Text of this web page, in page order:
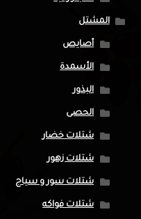
المشتل
أصايص
الأسمدة
البذور
الحصى
شتلات خضار
شتلات زهور
شتلات سور و سياج
شتلات فواكه